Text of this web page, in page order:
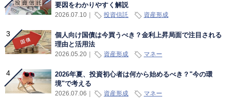
要因をわかりやすく解説
2026.07.10｜ 投資信託 資産形成
個人向け国債は今買うべき？金利上昇局面で注目される
理由と活用法
2026.05.20｜ 資産形成 マネー
2026年夏、投資初心者は何から始めるべき？"今の環
境"で考える
2026.07.06 資産形成 マネー